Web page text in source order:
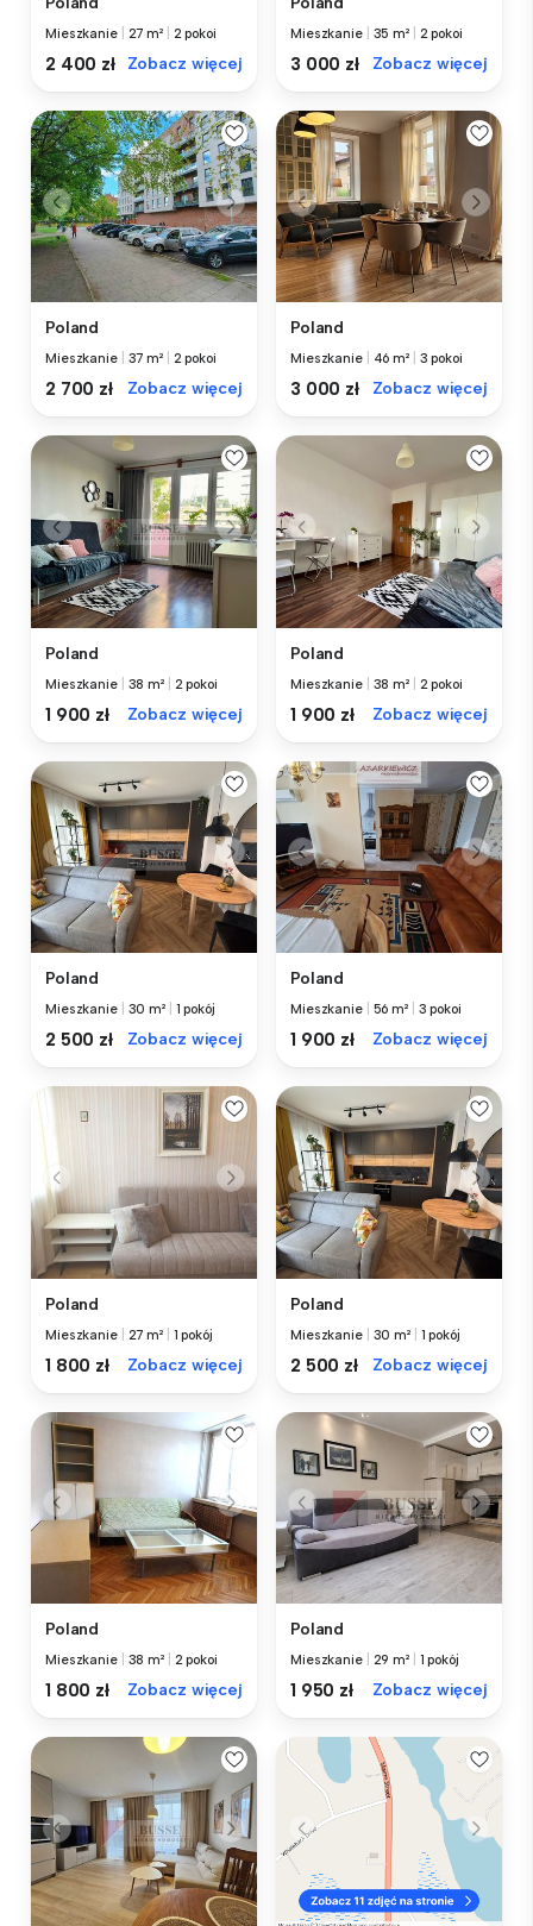
Mieszkanie 27 m² 2 pokoi
2 400 zł Zobacz więcej
Mieszkanie 35 m² 2 pokoi
3 000 zł Zobacz więcej
Poland
Mieszkanie 37 m² 2 pokoi
2 700 zł Zobacz więcej
Poland
Mieszkanie 46 m² 3 pokoi
3 000 zł Zobacz więcej
Poland
Mieszkanie 38 m² 2 pokoi
1 900 zł Zobacz więcej
Poland
Mieszkanie 38 m² 2 pokoi
1 900 zł Zobacz więcej
Poland
Mieszkanie 30 m² 1 pokój
2 500 zł Zobacz więcej
Poland
Mieszkanie 56 m² 3 pokoi
1 900 zł Zobacz więcej
Poland
Mieszkanie 27 m² 1 pokój
1 800 zł Zobacz więcej
Poland
Mieszkanie 30 m² 1 pokój
2 500 zł Zobacz więcej
Poland
Mieszkanie 38 m² 2 pokoi
1 800 zł Zobacz więcej
Poland
Mieszkanie 29 m² 1 pokój
1 950 zł Zobacz więcej